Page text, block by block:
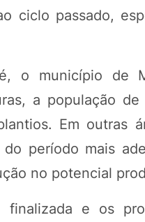
ciclo passado,
o município de
a população
Em outras
período mais
no potencial
e os